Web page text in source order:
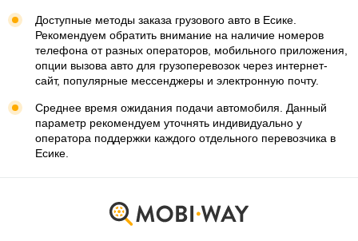
Доступные методы заказа грузового авто в Есике.
Рекомендуем обратить внимание на наличие номеров
телефона от разных операторов, мобильного приложения,
опции вызова авто для грузоперевозок через интернет-
сайт, популярные мессенджеры и электронную почту.
Среднее время ожидания подачи автомобиля. Данный
параметр рекомендуем уточнять индивидуально у
оператора поддержки каждого отдельного перевозчика в
Есике.